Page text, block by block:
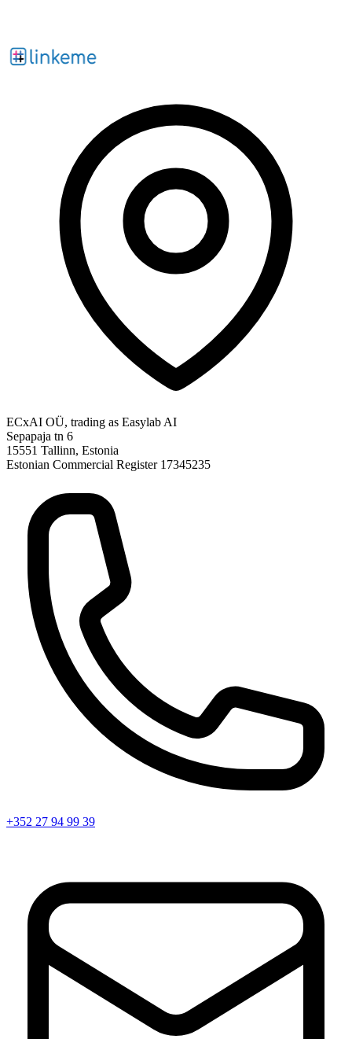
ECxAI OÜ, trading as Easylab AI
Sepapaja tn 6
15551 Tallinn, Estonia
Estonian Commercial Register 17345235
+352 27 94 99 39